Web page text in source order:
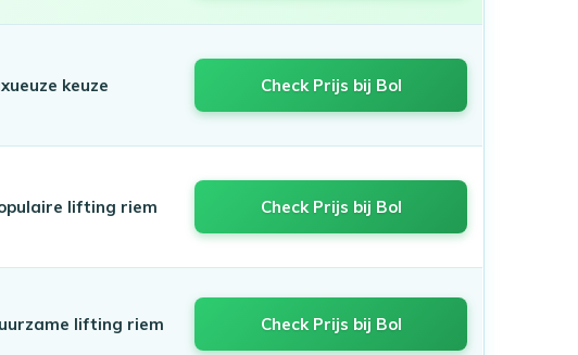
keuze Check Prijs bij Bol
lifting riem Check Prijs bij Bol
lifting riem Check Prijs bij Bol